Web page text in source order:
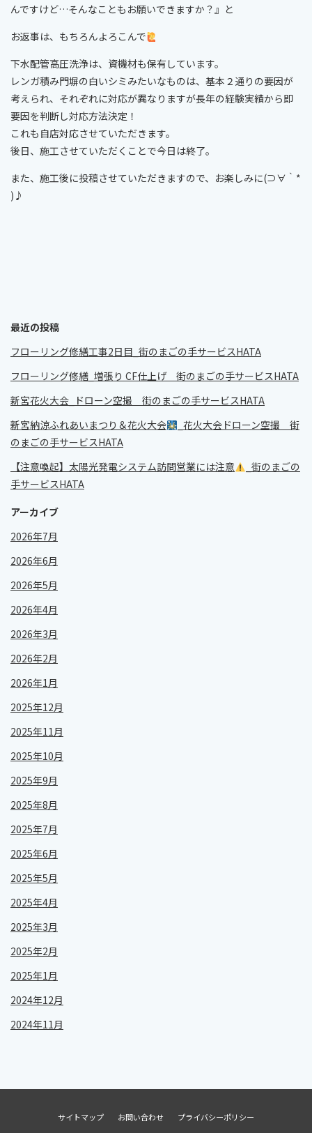
んですけど…そんなこともお願いできますか？』と
お返事は、もちろんよろこんで
下水配管高圧洗浄は、資機材も保有しています。
レンガ積み門塀の白いシミみたいなものは、基本２通りの要因が
考えられ、それぞれに対応が異なりますが長年の経験実績から即
要因を判断し対応方法決定！
これも自店対応させていただきます。
後日、施工させていただくことで今日は終了。
また、施工後に投稿させていただきますので、お楽しみに(⊃∀｀*
)♪
最近の投稿
フローリング修繕工事2日目_街のまごの手サービスHATA
フローリング修繕_増張り CF仕上げ 街のまごの手サービスHATA
新宮花火大会_ドローン空撮 街のまごの手サービスHATA
新宮納涼ふれあいまつり＆花火大会
_花火大会ドローン空撮 街
のまごの手サービスHATA
【注意喚起】太陽光発電システム訪問営業には注意
_街のまごの
手サービスHATA
アーカイブ
2026年7月
2026年6月
2026年5月
2026年4月
2026年3月
2026年2月
2026年1月
2025年12月
2025年11月
2025年10月
2025年9月
2025年8月
2025年7月
2025年6月
2025年5月
2025年4月
2025年3月
2025年2月
2025年1月
2024年12月
2024年11月
サイトマップ お問い合わせ プライバシーポリシー